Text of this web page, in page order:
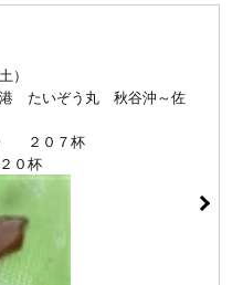
）
港 たいぞう丸 秋谷沖～佐
２０７杯
杯